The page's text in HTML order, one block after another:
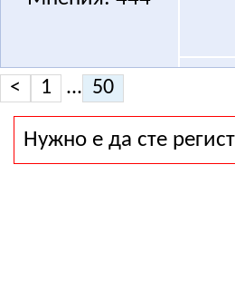
< 1 ... 50
Нужно е да сте